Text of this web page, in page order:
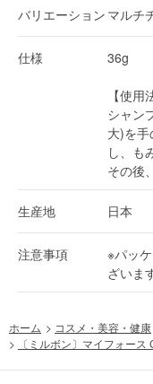
バリエーション マルチ
仕様 36g
【使用
シャン
大)を
し、も
その後
生産地 日本
注意事項
※パッ
ざいま
ホーム > コスメ・美容・健康
>
〔ミルボン〕マイフォー